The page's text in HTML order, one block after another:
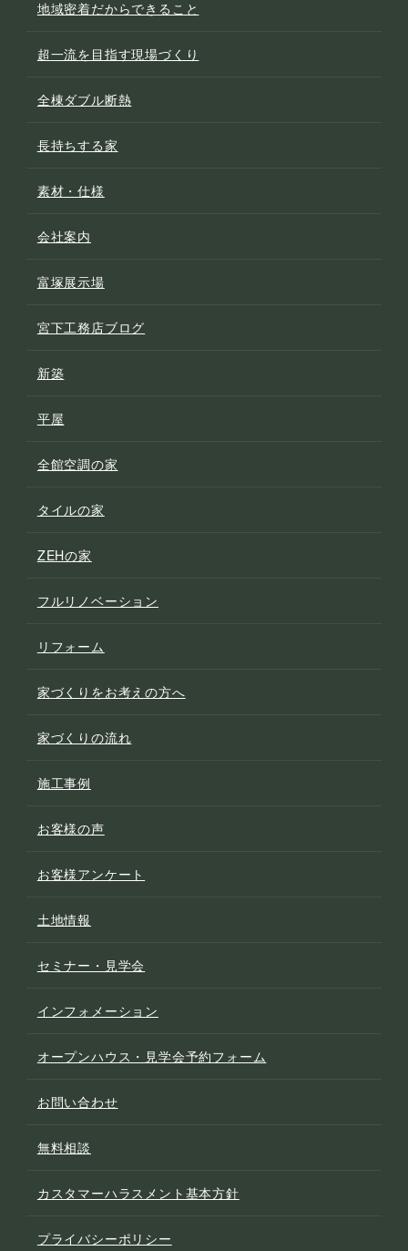
地域密着だからできること
超一流を目指す現場づくり
全棟ダブル断熱
長持ちする家
素材・仕様
会社案内
富塚展示場
宮下工務店ブログ
新築
平屋
全館空調の家
タイルの家
ZEHの家
フルリノベーション
リフォーム
家づくりをお考えの方へ
家づくりの流れ
施工事例
お客様の声
お客様アンケート
土地情報
セミナー・見学会
インフォメーション
オープンハウス・見学会予約フォーム
お問い合わせ
無料相談
カスタマーハラスメント基本方針
プライバシーポリシー